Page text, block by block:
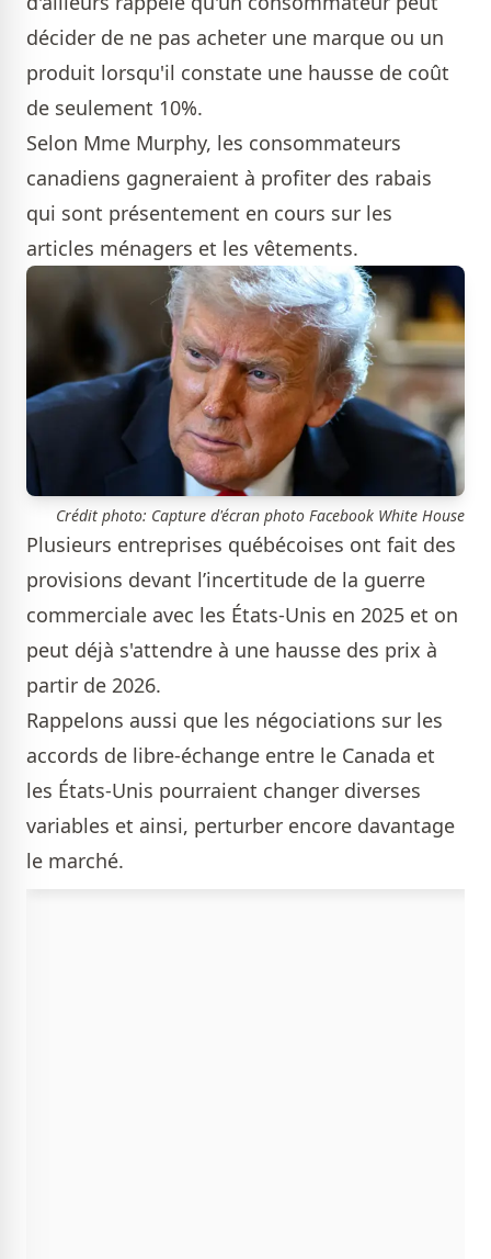
décider de ne pas acheter une marque ou un
produit lorsqu'il constate une hausse de coût
de seulement 10%.
Selon Mme Murphy, les consommateurs
canadiens gagneraient à profiter des rabais
qui sont présentement en cours sur les
articles ménagers et les vêtements.
Crédit photo: Capture d'écran photo Facebook White House
Plusieurs entreprises québécoises ont fait des
provisions devant l’incertitude de la guerre
commerciale avec les États-Unis en 2025 et on
peut déjà s'attendre à une hausse des prix à
partir de 2026.
Rappelons aussi que les négociations sur les
accords de libre-échange entre le Canada et
les États-Unis pourraient changer diverses
variables et ainsi, perturber encore davantage
le marché.